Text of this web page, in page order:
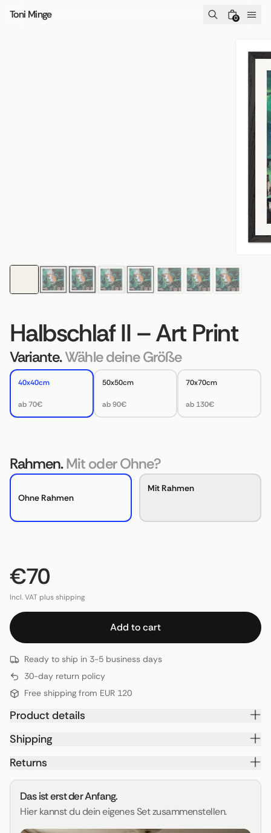
Toni Minge 0
Halbschlaf II – Art Print
Variante.Wähle deine Größe
40x40cm
ab 70€
50x50cm
ab 90€
70x70cm
ab 130€
Rahmen.Mit oder Ohne?
Ohne Rahmen
Mit Rahmen
€70
Incl. VAT plus shipping
Add to cart
Ready to ship in 3-5 business days
30-day return policy
Free shipping from EUR 120
Product details
Shipping
Returns
Das ist erst der Anfang.
Hier kannst du dein eigenes Set zusammenstellen.